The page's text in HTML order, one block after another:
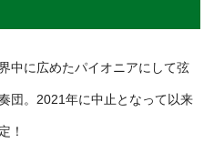
中に広めたパイオニアにして弦
団。2021年に中止となって以来
！